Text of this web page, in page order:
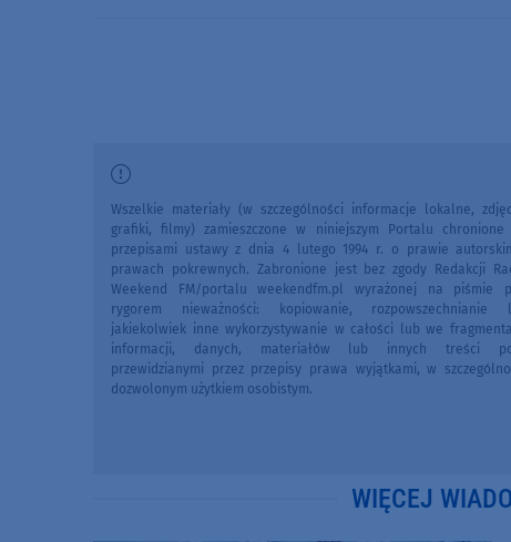
Wszelkie materiały (w szczególności informacje lokalne,
grafiki, filmy) zamieszczone w niniejszym Portalu chronione
przepisami ustawy z dnia 4 lutego 1994 r. o prawie
prawach pokrewnych. Zabronione jest bez zgody Redakcji
Weekend FM/portalu weekendfm.pl wyrażonej na piśmie
rygorem nieważności: kopiowanie, rozpowszechnianie
jakiekolwiek inne wykorzystywanie w całości lub we
informacji, danych, materiałów lub innych treści
przewidzianymi przez przepisy prawa wyjątkami, w
dozwolonym użytkiem osobistym.
WIĘCEJ